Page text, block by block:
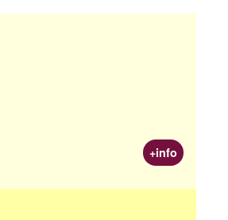
+info